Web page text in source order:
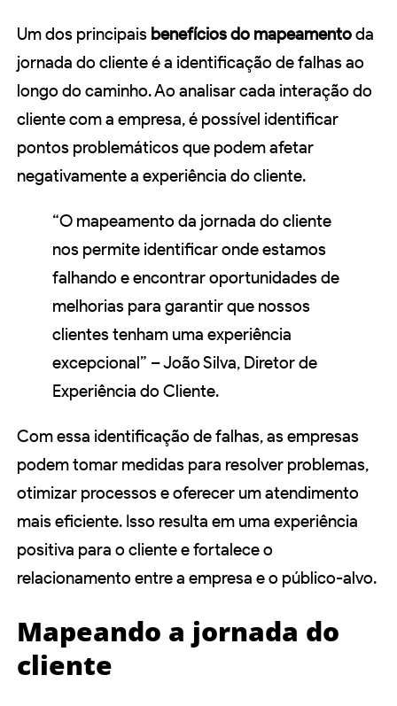
Um dos principais benefícios do mapeamentoda
jornada do cliente é a identificação de falhas ao
longo do caminho. Ao analisar cada interação do
cliente com a empresa, é possível identificar
pontos problemáticos que podem afetar
negativamente a experiência do cliente.
“O mapeamento da jornada do cliente
nos permite identificar onde estamos
falhando e encontrar oportunidades de
melhorias para garantir que nossos
clientes tenham uma experiência
excepcional” – João Silva, Diretor de
Experiência do Cliente.
Com essa identificação de falhas, as empresas
podem tomar medidas para resolver problemas,
otimizar processos e oferecer um atendimento
mais eficiente. Isso resulta em uma experiência
positiva para o cliente e fortalece o
relacionamento entre a empresa e o público-alvo.
Mapeando a jornada do
cliente